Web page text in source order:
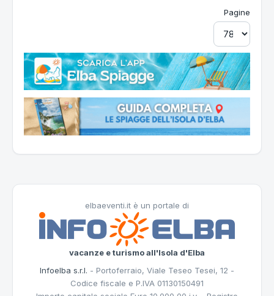
Pagine
elbaeventi.it è un portale di
vacanze e turismo all'Isola d'Elba
Infoelba s.r.l. - Portoferraio, Viale Teseo Tesei, 12 -
Codice fiscale e P.IVA 01130150491